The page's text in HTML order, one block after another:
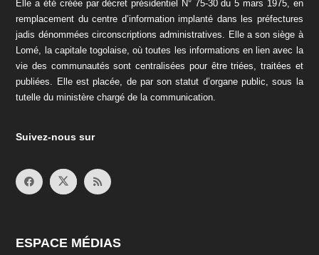
Elle a été créée par décret présidentiel N° 75-30 du 5 mars 1975, en
remplacement du centre d’information implanté dans les préfectures
jadis dénommées circonscriptions administratives. Elle a son siège à
Lomé, la capitale togolaise, où toutes les informations en lien avec la
vie des communautés sont centralisées pour être triées, traitées et
publiées. Elle est placée, de par son statut d’organe public, sous la
tutelle du ministère chargé de la communication.
Suivez-nous sur
ESPACE MÉDIAS